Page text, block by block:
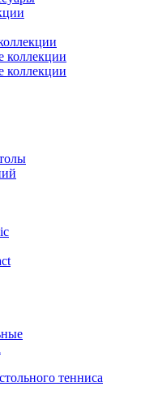
коллекции
коллекции
тенниса